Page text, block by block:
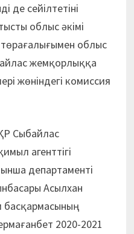
де сейілтетіні
облыс әкімі
облыс
жемқорлыққа
жөніндегі комиссия
Сыбайлас
агенттігі
департаменті
Асылхан
басқармасының
2020-2021